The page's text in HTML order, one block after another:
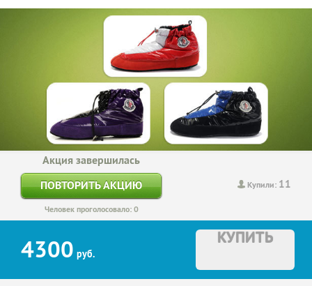
Купили: 11
Акция завершилась
ПОВТОРИТЬ АКЦИЮ
Человек проголосовало: 0
4300 руб.
КУПИТЬ